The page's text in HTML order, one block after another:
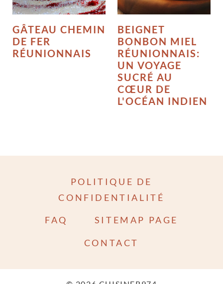
GÂTEAU CHEMIN
DE FER
RÉUNIONNAIS
BEIGNET
BONBON MIEL
RÉUNIONNAIS:
UN VOYAGE
SUCRÉ AU
CŒUR DE
L'OCÉAN INDIEN
POLITIQUE DE
CONFIDENTIALITÉ
FAQ SITEMAP PAGE
CONTACT